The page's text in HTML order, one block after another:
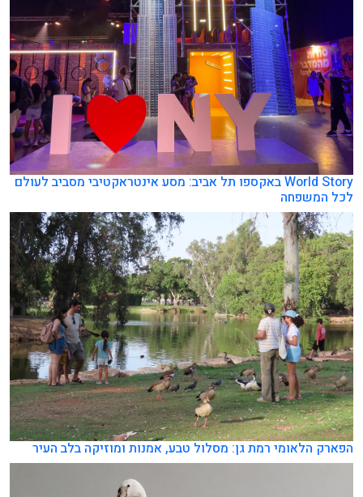
World Story באקספו תל אביב: מסע אינטראקטיבי מסביב לעולם
לכל המשפחה
הפארק הלאומי רמת גן: מסלול טבע, אמנות ומוזיקה בלב העיר